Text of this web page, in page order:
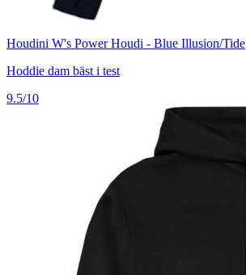
Houdini W's Power Houdi - Blue Illusion/Tide
Hoddie dam bäst i test
9.5/10